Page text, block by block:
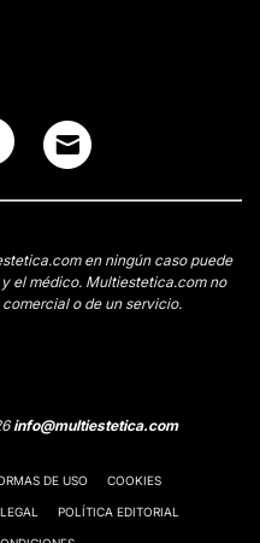
en ningún caso puede
el médico. Multiestetica.com no
o de un servicio.
info@multiestetica.com
DE USO COOKIES
POLÍTICA EDITORIAL